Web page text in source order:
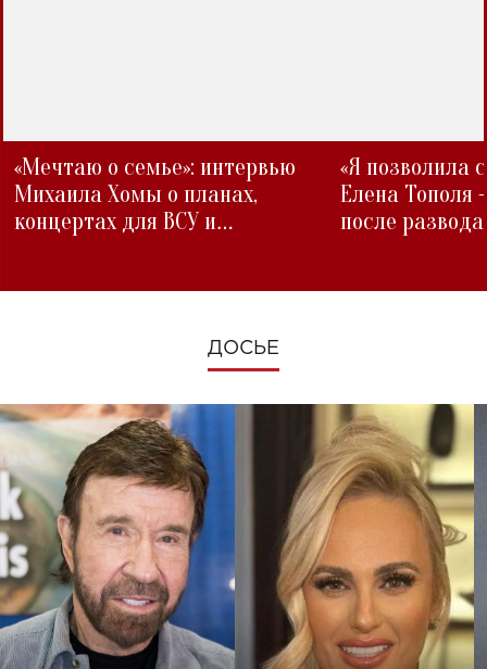
«Мечтаю о семье»: интервью
Михаила Хомы о планах,
концертах для ВСУ и
«Я позволила
Елена Тополя
после развода
ДОСЬЕ